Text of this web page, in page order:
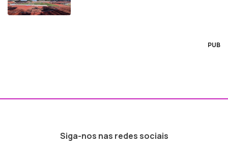
PUB
Siga-nos nas redes sociais